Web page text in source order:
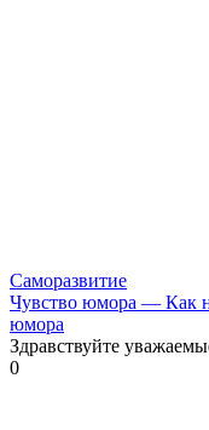
Саморазвитие
Чувство юмора — Как
юмора
Здравствуйте
0